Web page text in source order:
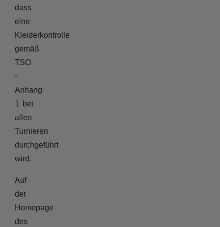
dass
eine
Kleiderkontrolle
gemäß
TSO
-
Anhang
1 bei
allen
Turnieren
durchgeführt
wird.
Auf
der
Homepage
des